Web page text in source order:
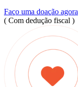
Faço uma doação agora
( Com dedução fiscal )